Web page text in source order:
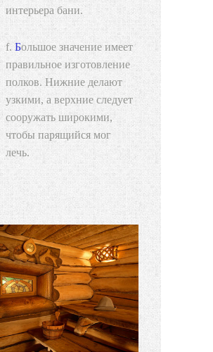
интерьера бани.
Большое значение имеет
правильное изготовление
полков. Нижние делают
узкими, а верхние следует
сооружать широкими,
чтобы парящийся мог
лечь.